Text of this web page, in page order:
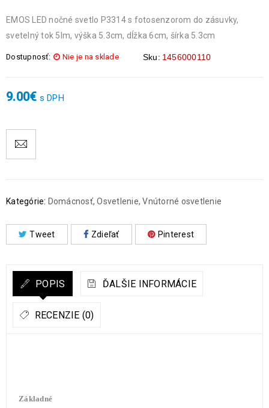
EMOS LED nočné svetlo P3314 s fotosenzorom do zásuvky,
svetelný tok 5lm, výška 5.3cm, dĺžka 6cm, šírka 5.3cm
Dostupnosť: Nie je na sklade Sku: 1456000110
9.00€ s DPH
Kategórie: Domácnosť,Osvetlenie,Vnútorné osvetlenie
Tweet Zdieľať Pinterest
POPIS ĎALŠIE INFORMÁCIE
RECENZIE (0)
Základné